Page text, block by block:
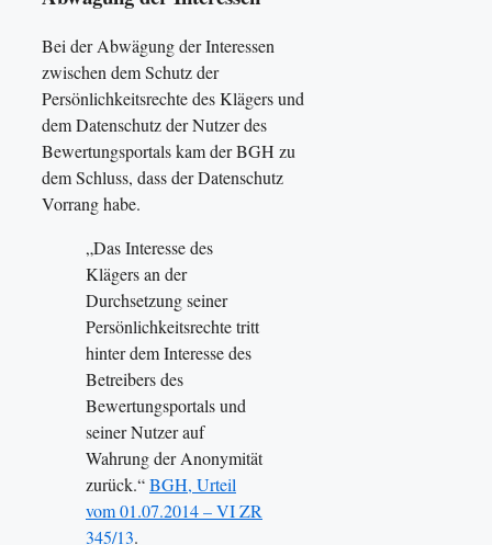
Bei der Abwägung der Interessen
zwischen dem Schutz der
Persönlichkeitsrechte des Klägers und
dem Datenschutz der Nutzer des
Bewertungsportals kam der BGH zu
dem Schluss, dass der Datenschutz
Vorrang habe.
„Das Interesse des
Klägers an der
Durchsetzung seiner
Persönlichkeitsrechte tritt
hinter dem Interesse des
Betreibers des
Bewertungsportals und
seiner Nutzer auf
Wahrung der Anonymität
zurück.“BGH, Urteil
vom 01.07.2014 – VI ZR
345/13.